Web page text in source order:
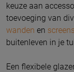
keuze aan
toevoeging van
wanden en screens
buitenleven in je
Een flexibele